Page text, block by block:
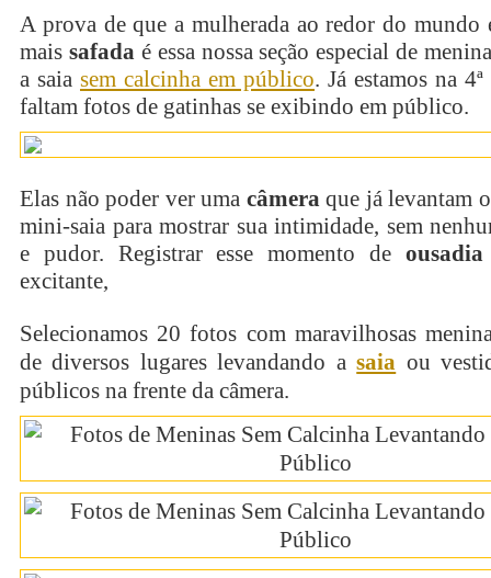
A prova de que a mulherada ao redor do mundo
mais safada é essa nossa seção especial de
a saia sem calcinha em público. Já estamos na
faltam fotos de gatinhas se exibindo em público.
Elas não poder ver uma câmera que já levantam
mini-saia para mostrar sua intimidade, sem
e pudor. Registrar esse momento de ousadia
excitante,
Selecionamos 20 fotos com maravilhosas
de diversos lugares levandando asaia ou
públicos na frente da câmera.